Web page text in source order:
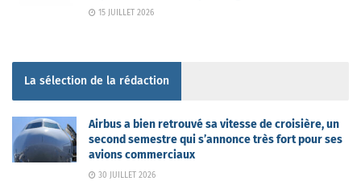
15 JUILLET 2026
La sélection de la rédaction
Airbus a bien retrouvé sa vitesse de croisière, un
second semestre qui s’annonce très fort pour ses
avions commerciaux
30 JUILLET 2026